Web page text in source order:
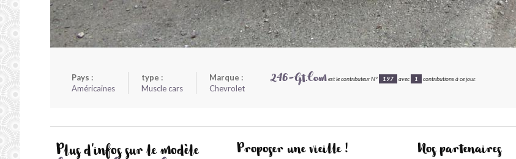
Pays :
Américaines
type :
Muscle cars
Marque :
Chevrolet
246-Gt.comest le contributeur N° 197 avec 1 contributions à ce jour.
Plus d'infos sur le modèle
Proposer une vieille ! Nos partenaires